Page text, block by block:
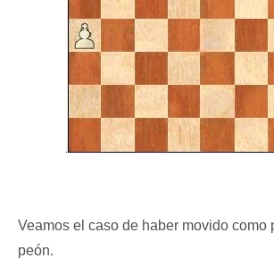
Veamos el caso de haber movido como
peón.